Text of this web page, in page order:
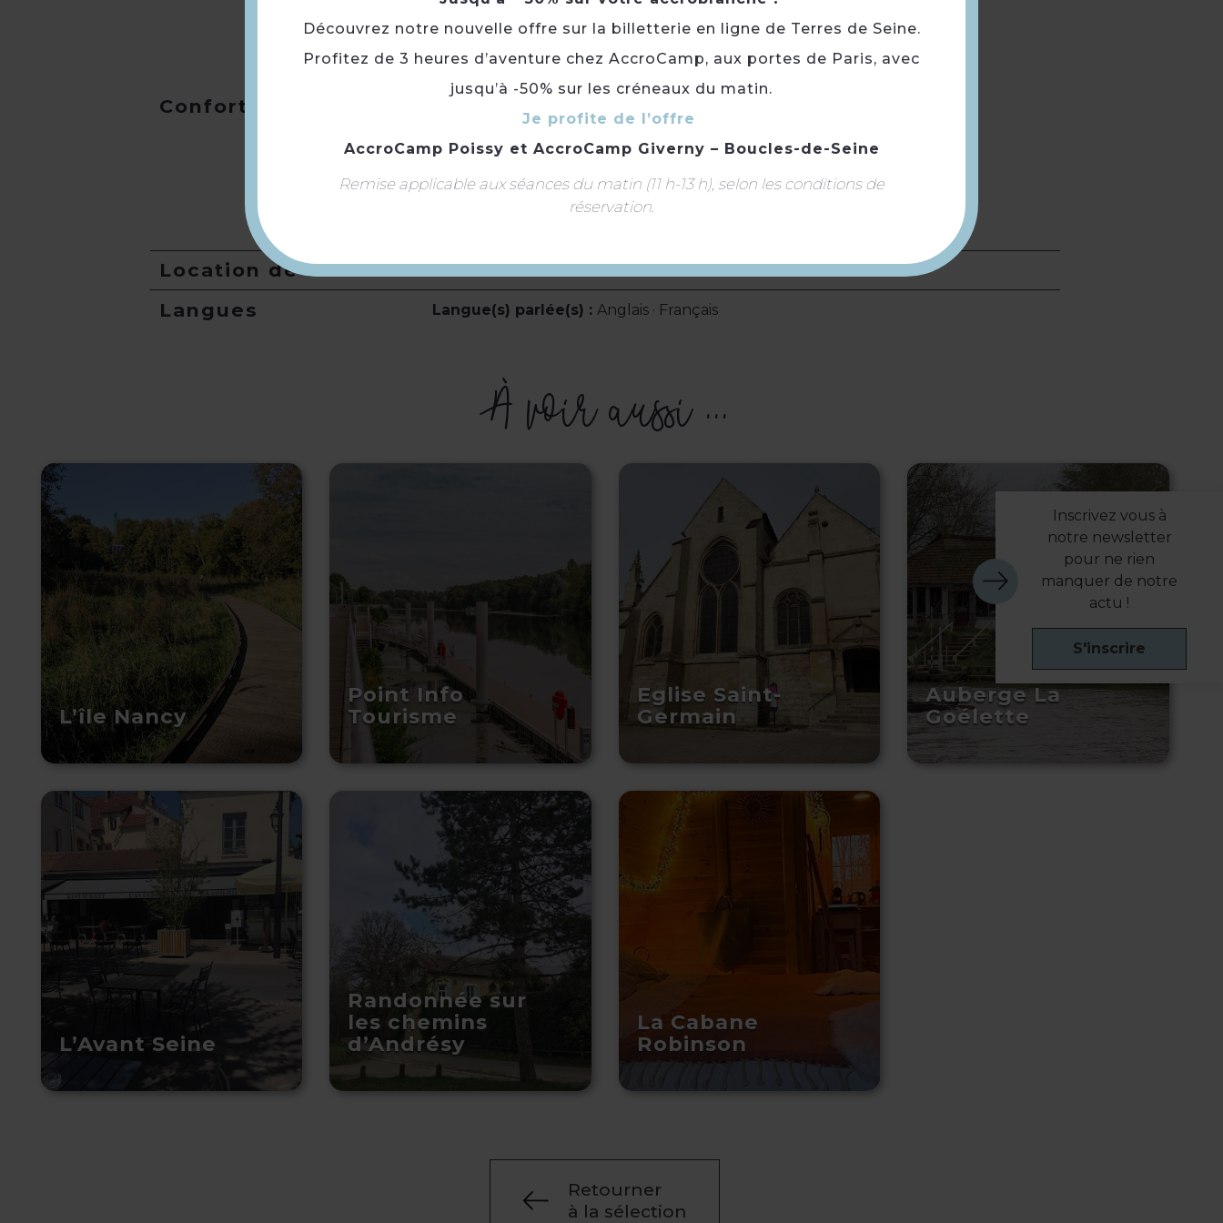
Conforts
Douche
Lave linge collectif
Réfrigérateur
Bouilloire
Ventilateur
Location de salles
Langues
Langue(s) parlée(s) : Anglais · Français
À voir aussi ...
L’île Nancy
Point Info
Tourisme
Eglise Saint-
Germain
Auberge La
Goélette
L’Avant Seine
Randonnée sur
les chemins
d’Andrésy
La Cabane
Robinson
Retourner
à la sélection
Inscrivez vous à
notre newsletter
pour ne rien
manquer de notre
actu !
S'inscrire
Découvrez notre nouvelle offre sur la billetterie en ligne de Terres de Seine.
Profitez de 3 heures d’aventure chez AccroCamp, aux portes de Paris, avec
jusqu’à -50% sur les créneaux du matin.
Je profite de l’offre
AccroCamp Poissy et AccroCamp Giverny – Boucles-de-Seine
Remise applicable aux séances du matin (11 h-13 h), selon les conditions de
réservation.